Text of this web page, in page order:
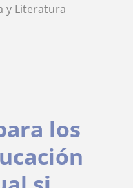
y Literatura
los